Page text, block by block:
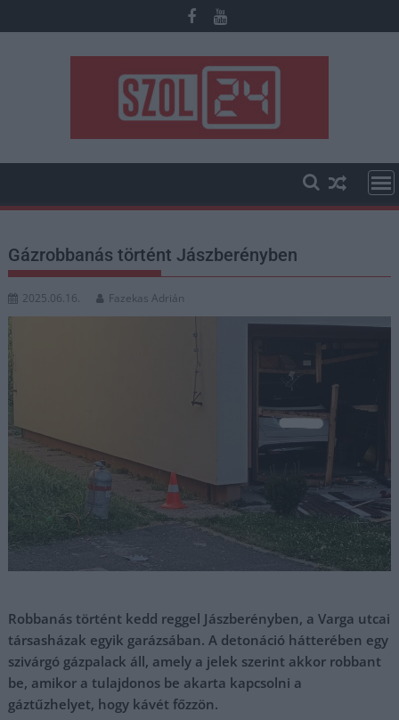
to
Gázrobbanás történt Jászberényben
2025.06.16. Fazekas Adrián
Robbanás történt kedd reggel Jászberényben, a Varga utcai
társasházak egyik garázsában. A detonáció hátterében egy
szivárgó gázpalack áll, amely a jelek szerint akkor robbant
be, amikor a tulajdonos be akarta kapcsolni a
gáztűzhelyet, hogy kávét főzzön.